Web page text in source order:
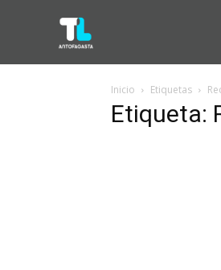
Inicio Etiquetas
Etiqueta: